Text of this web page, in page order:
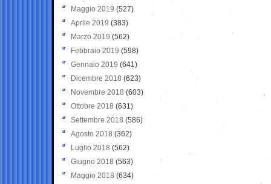
Maggio 2019 (527)
Aprile 2019 (383)
Marzo 2019 (562)
Febbraio 2019 (598)
Gennaio 2019 (641)
Dicembre 2018 (623)
Novembre 2018 (603)
Ottobre 2018 (631)
Settembre 2018 (586)
Agosto 2018 (362)
Luglio 2018 (562)
Giugno 2018 (563)
Maggio 2018 (634)